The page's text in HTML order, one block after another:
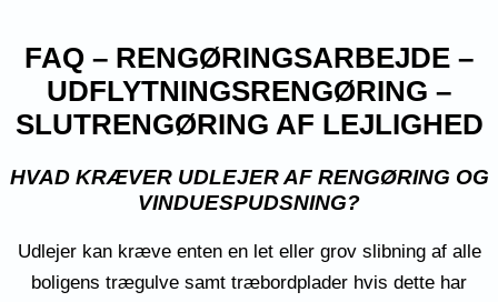
FAQ – RENGØRINGSARBEJDE –
UDFLYTNINGSRENGØRING –
SLUTRENGØRING AF LEJLIGHED
HVAD KRÆVER UDLEJER AF RENGØRING OG
VINDUESPUDSNING?
Udlejer kan kræve enten en let eller grov slibning af alle
boligens trægulve samt træbordplader hvis dette har